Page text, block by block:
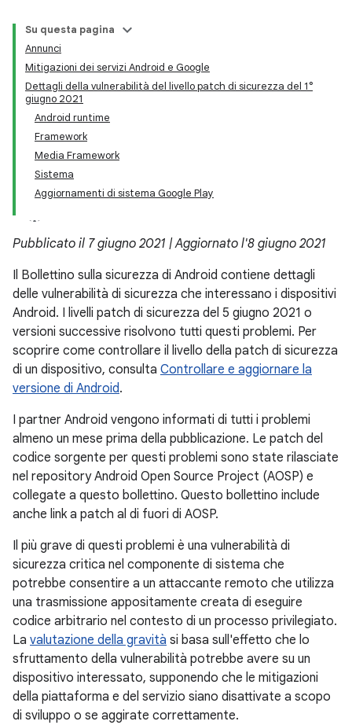
Su questa pagina
Annunci
Mitigazioni dei servizi Android e Google
Dettagli della vulnerabilità del livello patch di sicurezza del 1°
giugno 2021
Android runtime
Framework
Media Framework
Sistema
Aggiornamenti di sistema Google Play
Pubblicato il 7 giugno 2021 | Aggiornato l'8 giugno 2021
Il Bollettino sulla sicurezza di Android contiene dettagli
delle vulnerabilità di sicurezza che interessano i dispositivi
Android. I livelli patch di sicurezza del 5 giugno 2021 o
versioni successive risolvono tutti questi problemi. Per
scoprire come controllare il livello della patch di sicurezza
di un dispositivo, consulta Controllare e aggiornare la
versione di Android.
I partner Android vengono informati di tutti i problemi
almeno un mese prima della pubblicazione. Le patch del
codice sorgente per questi problemi sono state rilasciate
nel repository Android Open Source Project (AOSP) e
collegate a questo bollettino. Questo bollettino include
anche link a patch al di fuori di AOSP.
Il più grave di questi problemi è una vulnerabilità di
sicurezza critica nel componente di sistema che
potrebbe consentire a un attaccante remoto che utilizza
una trasmissione appositamente creata di eseguire
codice arbitrario nel contesto di un processo privilegiato.
La valutazione della gravità si basa sull'effetto che lo
sfruttamento della vulnerabilità potrebbe avere su un
dispositivo interessato, supponendo che le mitigazioni
della piattaforma e del servizio siano disattivate a scopo
di sviluppo o se aggirate correttamente.